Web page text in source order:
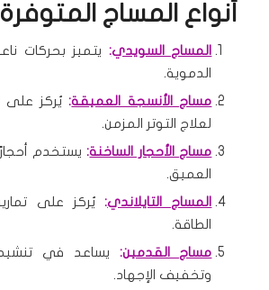
أنواع المساج المتوفرة
المساج السويدي: يتميز بحركات
الدموية.
مساج الأنسجة العميقة:يُركز على
لعلاج التوتر المزمن.
مساج الأحجار الساخنة:يستخدم
العميق.
المساج التايلاندي:يُركز على
الطاقة.
مساج القدمين: يساعد في تنشيط
وتخفيف الإجهاد.